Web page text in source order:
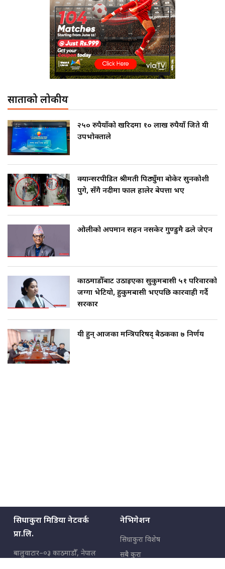
साताको लोकप्रीय
२५० रुपैयाँको खरिदमा १० लाख रुपैयाँ जिते यी
उपभोक्ताले
क्यान्सरपीडित श्रीमती पिठ्युँमा बोकेर सुनकोशी
पुगे, सँगै नदीमा फाल हालेर बेपत्ता भए
ओलीको अपमान सहन नसकेर गुण्डुमै ढले जेएन
काठमाडौँबाट उठाइएका सुकुमबासी ५१ परिवारको
जग्गा भेटियो, हुकुमबासी भएपछि कारवाही गर्दै
सरकार
यी हुन् आजका मन्त्रिपरिषद् बैठकका ७ निर्णय
सिधाकुरा मिडिया नेटवर्क
प्रा.लि.
बालुवाटार–०३ काठमाडौँ, नेपाल
नेभिगेशन
सिधाकुरा विशेष
सबै कुरा